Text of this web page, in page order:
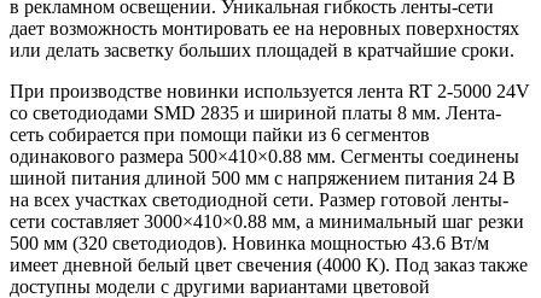
в рекламном освещении. Уникальная гибкость ленты-сети
дает возможность монтировать ее на неровных поверхностях
или делать засветку больших площадей в кратчайшие сроки.
При производстве новинки используется лента RT 2-5000 24V
со светодиодами SMD 2835 и шириной платы 8 мм. Лента-
сеть собирается при помощи пайки из 6 сегментов
одинакового размера 500×410×0.88 мм. Сегменты соединены
шиной питания длиной 500 мм с напряжением питания 24 В
на всех участках светодиодной сети. Размер готовой ленты-
сети составляет 3000×410×0.88 мм, а минимальный шаг резки
500 мм (320 светодиодов). Новинка мощностью 43.6 Вт/м
имеет дневной белый цвет свечения (4000 К). Под заказ также
доступны модели с другими вариантами цветовой